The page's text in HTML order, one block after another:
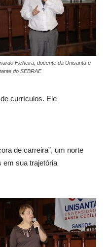
Ficheira, docente da Unisanta e
do SEBRAE
currículos. Ele
de carreira”, um norte
em sua trajetória